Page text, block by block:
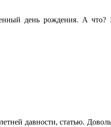
день рождения. А
давности, статью.